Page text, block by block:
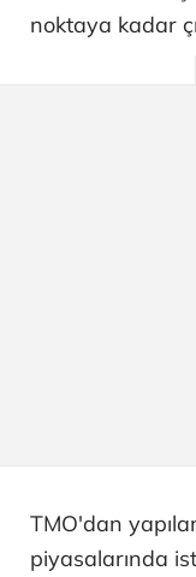
noktaya kadar
TMO'dan
piyasalarında